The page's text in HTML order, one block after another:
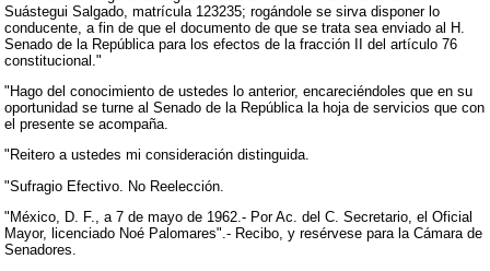
Suástegui Salgado, matrícula 123235; rogándole se sirva disponer lo
conducente, a fin de que el documento de que se trata sea enviado al H.
Senado de la República para los efectos de la fracción II del artículo 76
constitucional."
"Hago del conocimiento de ustedes lo anterior, encareciéndoles que en su
oportunidad se turne al Senado de la República la hoja de servicios que con
el presente se acompaña.
"Reitero a ustedes mi consideración distinguida.
"Sufragio Efectivo. No Reelección.
"México, D. F., a 7 de mayo de 1962.- Por Ac. del C. Secretario, el Oficial
Mayor, licenciado Noé Palomares".- Recibo, y resérvese para la Cámara de
Senadores.